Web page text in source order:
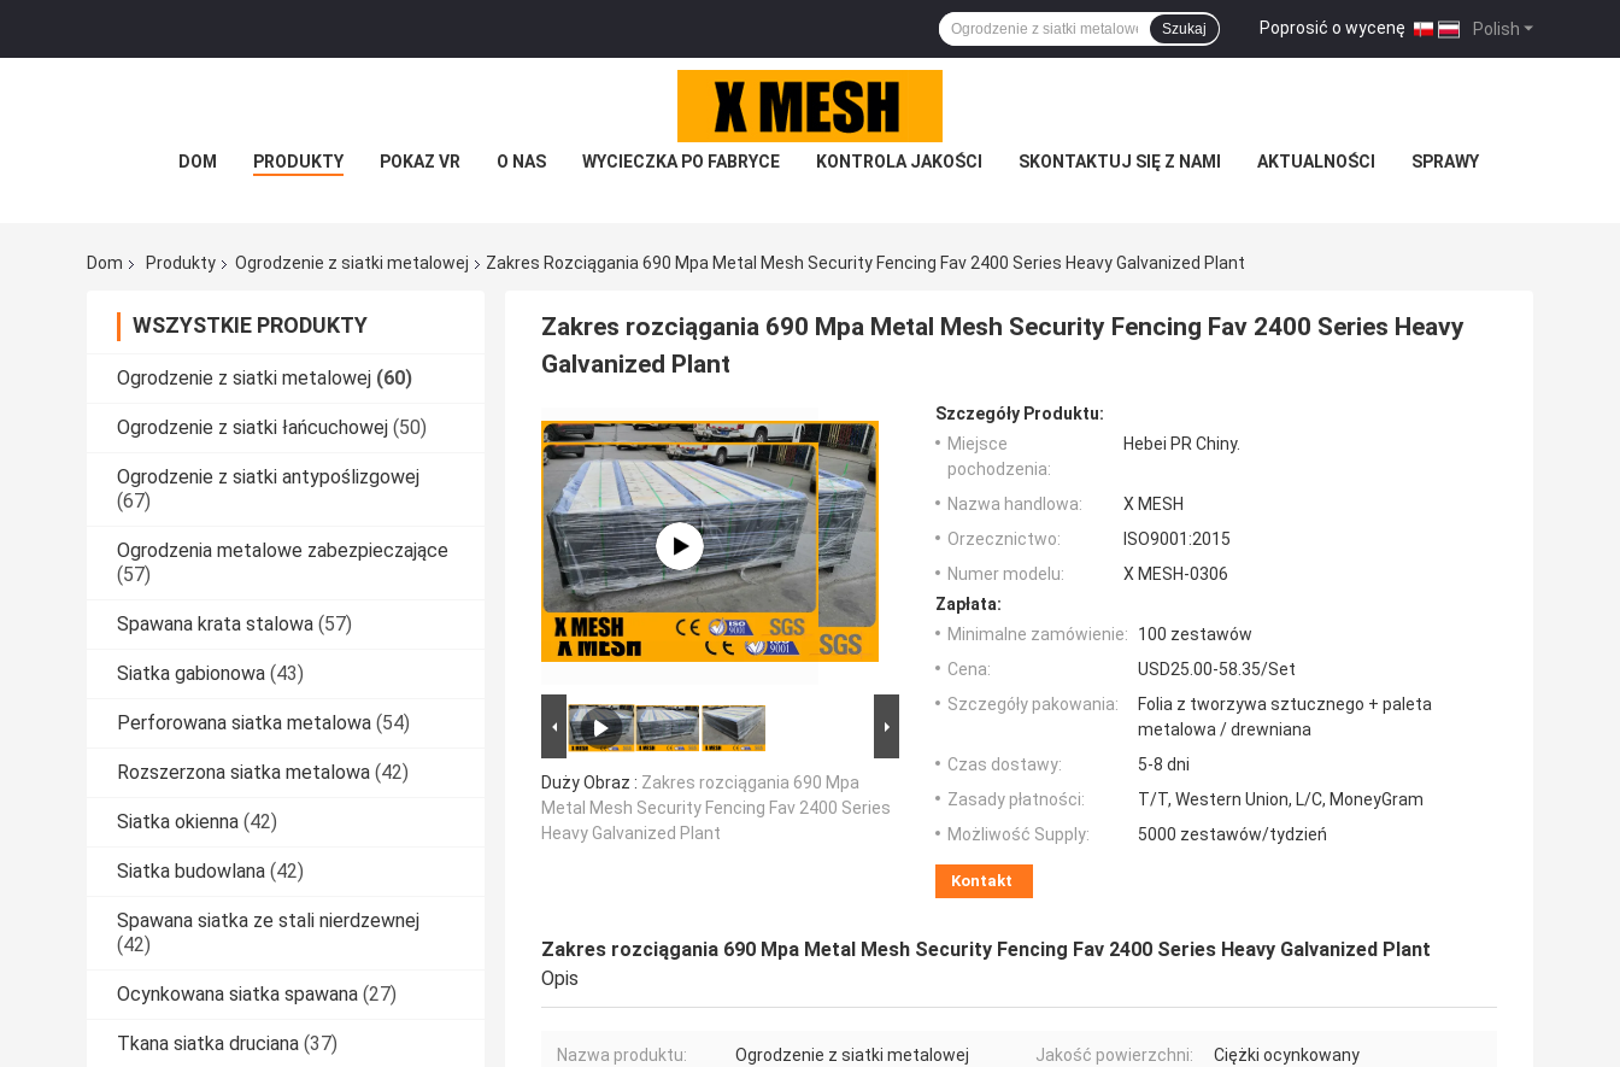
Polish
Poprosić o wycenę |
Szukaj
DOM PRODUKTY POKAZ VR O NAS WYCIECZKA PO FABRYCE KONTROLA JAKOŚCI SKONTAKTUJ SIĘ Z NAMI AKTUALNOŚCI SPRAWY
Dom Produkty Ogrodzenie z siatki metalowej Zakres Rozciągania 690 Mpa Metal Mesh Security Fencing Fav 2400 Series Heavy Galvanized Plant
WSZYSTKIE PRODUKTY
Ogrodzenie z siatki metalowej (60)
Ogrodzenie z siatki łańcuchowej (50)
Ogrodzenie z siatki antypoślizgowej
(67)
Ogrodzenia metalowe zabezpieczające
(57)
Spawana krata stalowa (57)
Siatka gabionowa (43)
Perforowana siatka metalowa (54)
Rozszerzona siatka metalowa (42)
Siatka okienna (42)
Siatka budowlana (42)
Spawana siatka ze stali nierdzewnej
(42)
Ocynkowana siatka spawana (27)
Tkana siatka druciana (37)
Zakres rozciągania 690 Mpa Metal Mesh Security Fencing Fav 2400 Series Heavy
Galvanized Plant
Duży Obraz : Zakres rozciągania 690 Mpa
Metal Mesh Security Fencing Fav 2400 Series
Heavy Galvanized Plant
Szczegóły Produktu:
Miejsce
pochodzenia:
Hebei PR Chiny.
Nazwa handlowa:
X MESH
Orzecznictwo:
ISO9001:2015
Numer modelu:
X MESH-0306
Zapłata:
Minimalne zamówienie:
100 zestawów
Cena:
USD25.00-58.35/Set
Szczegóły pakowania:
Folia z tworzywa sztucznego + paleta
metalowa / drewniana
Czas dostawy:
5-8 dni
Zasady płatności:
T/T, Western Union, L/C, MoneyGram
Możliwość Supply:
5000 zestawów/tydzień
Kontakt
Zakres rozciągania 690 Mpa Metal Mesh Security Fencing Fav 2400 Series Heavy Galvanized Plant
Opis
Nazwa produktu: Ogrodzenie z siatki metalowej Jakość powierzchni: Ciężki ocynkowany